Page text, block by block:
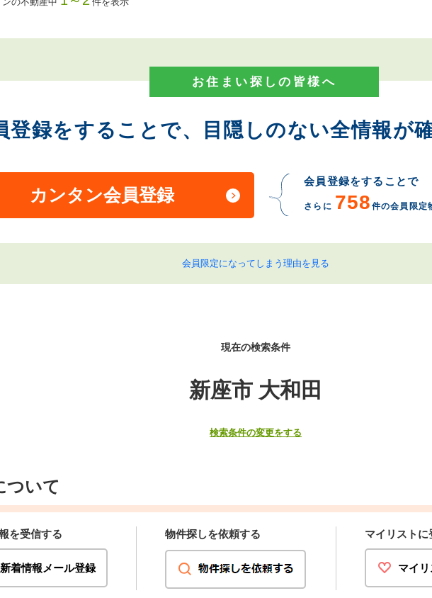
お住まい探しの皆様へ
登録をすることで、目隠しのない全情報が
カンタン会員登録
会員登録をすることで
さらに 758 件の会員限定
会員限定になってしまう理由を見る
現在の検索条件
新座市 大和田
検索条件の変更をする
ついて
を受信する
新着情報メール登録
物件探しを依頼する マイリストに
マイ